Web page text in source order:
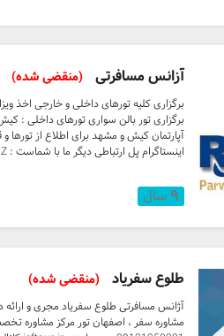
آزانس مسافرتی (منقضی شده)
برگزاری کلیه تورهای داخلی و خارجی اخذ
برگزاری تور بالن سواری تورهای داخلی :
اینستاگرام پل ارتباطی دیگر ما با شماست : RAIKAPARVAZ@
۹سال
طلوع سفریاد (منقضی شده)
آژانس مسافرتی طلوع سفریاد مجری و ارائه